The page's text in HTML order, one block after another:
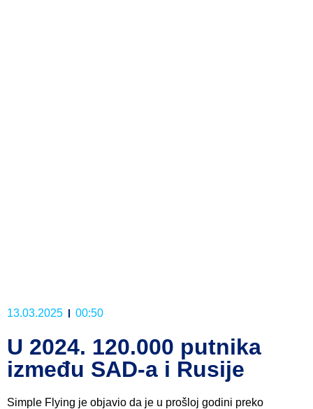
13.03.2025 00:50
U 2024. 120.000 putnika
između SAD-a i Rusije
Simple Flying je objavio da je u prošloj godini preko